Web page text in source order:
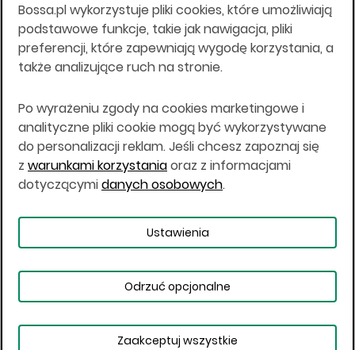
Wszelkie informacje na niniejszej stronie w tym
informacje o produktach inwestycyjnych nie są
kierowane do osób mających miejsce
zamieszkania lub pobytu w Stanach
Japonii, ani w dowolnej innej jurysdykcji, w której
taki materiał byłby sprzeczny z prawem lub w
których zgodne z prawem nabycie produktów
inwestycyjnych nie jest możliwe lub w której nie
jest możliwe złożenie oferty. Prawa obowiązujące
w danej jurysdykcji określają, czy jest możliwe
nabycie poszczególnych produktów
Copyright © 2026 BOŚ | BOSSA.PL
Warunki korzystania
Dane osobowe
Bossa.pl wykorzystuje pliki cookies, które umożliwiają
podstawowe funkcje, takie jak nawigacja, pliki
preferencji, które zapewniają wygodę korzystania, a
także analizujące ruch na stronie.
Po wyrażeniu zgody na cookies marketingowe i
analityczne pliki cookie mogą być wykorzystywane
do personalizacji reklam. Jeśli chcesz zapoznaj się
z warunkami korzystaniaoraz z informacjami
dotyczącymidanych osobowych.
Ustawienia
Odrzuć opcjonalne
Zaakceptuj wszystkie